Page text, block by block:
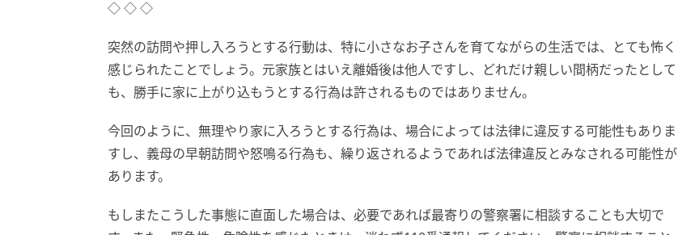
◇ ◇ ◇
突然の訪問や押し入ろうとする行動は、特に小さなお子さんを育てながらの生活では、とても怖く
感じられたことでしょう。元家族とはいえ離婚後は他人ですし、どれだけ親しい間柄だったとして
も、勝手に家に上がり込もうとする行為は許されるものではありません。
今回のように、無理やり家に入ろうとする行為は、場合によっては法律に違反する可能性もありま
すし、義母の早朝訪問や怒鳴る行為も、繰り返されるようであれば法律違反とみなされる可能性が
あります。
もしまたこうした事態に直面した場合は、必要であれば最寄りの警察署に相談することも大切で